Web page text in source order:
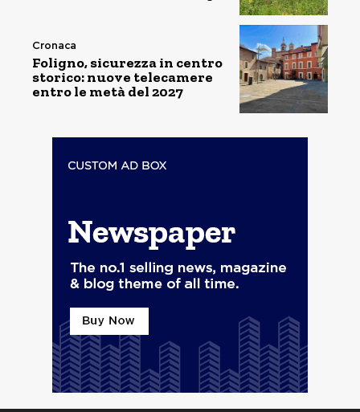
Cronaca
Foligno, sicurezza in centro
storico: nuove telecamere
entro le metà del 2027